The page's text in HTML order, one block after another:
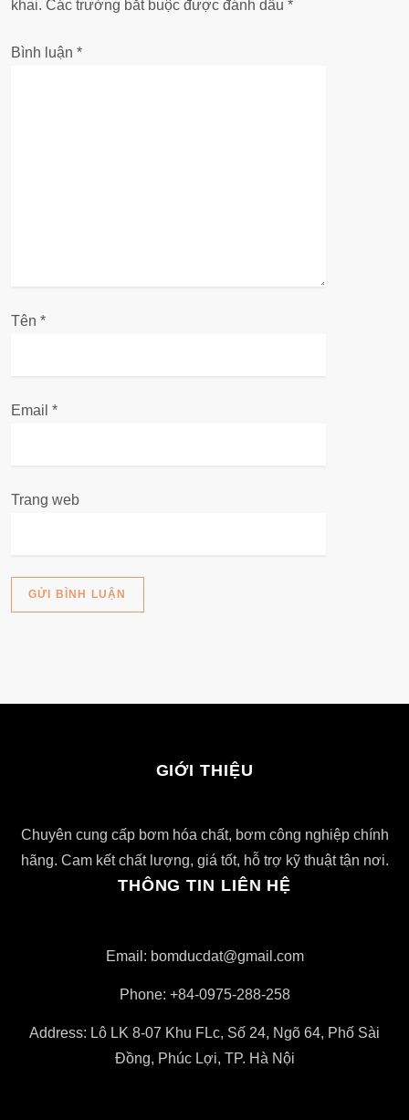
n
khai. Các trường bắt buộc được đánh dấu *
Bình luận *
Tên *
Email *
Trang web
GIỚI THIỆU
Chuyên cung cấp bơm hóa chất, bơm công nghiệp chính
hãng. Cam kết chất lượng, giá tốt, hỗ trợ kỹ thuật tận nơi.
THÔNG TIN LIÊN HỆ
Email: bomducdat@gmail.com
Phone: +84-0975-288-258
Address: Lô LK 8-07 Khu FLc, Số 24, Ngõ 64, Phố Sài
Đồng, Phúc Lợi, TP. Hà Nội